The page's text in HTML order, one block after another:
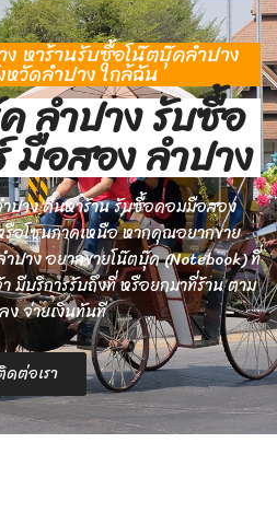
หาร้านรับซื้อโน๊ตบุ๊คลำปาง
วัดลำปาง ใกล้ฉัน
ลำปาง รับซื้อ
มือสอง ลำปาง
ปาง ค้นหาร้าน รับซื้อคอมมือสอง
อโซนภาคเหนือ หากคุณอยากขาย
ปาง อยากขายโน๊ตบุ๊ค (Notebook) ที่
มีบริการรับถึงที่ หรือยกมาที่ร้าน ตาม
จ่ายเงินทันที
ต่อเรา